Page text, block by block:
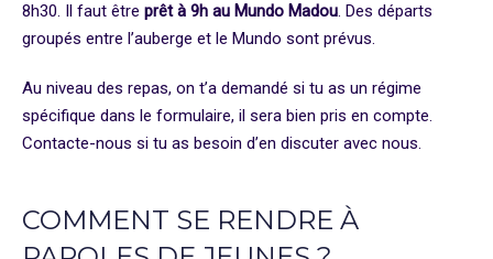
8h30. Il faut être prêt à 9h au Mundo Madou. Des départs
groupés entre l’auberge et le Mundo sont prévus.
Au niveau des repas, on t’a demandé si tu as un régime
spécifique dans le formulaire, il sera bien pris en compte.
Contacte-nous si tu as besoin d’en discuter avec nous.
COMMENT SE RENDRE À